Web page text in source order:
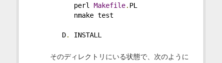
perl Makefile. PL
nmake test
D. INSTALL
そのディレクトリにいる状態で、次のように